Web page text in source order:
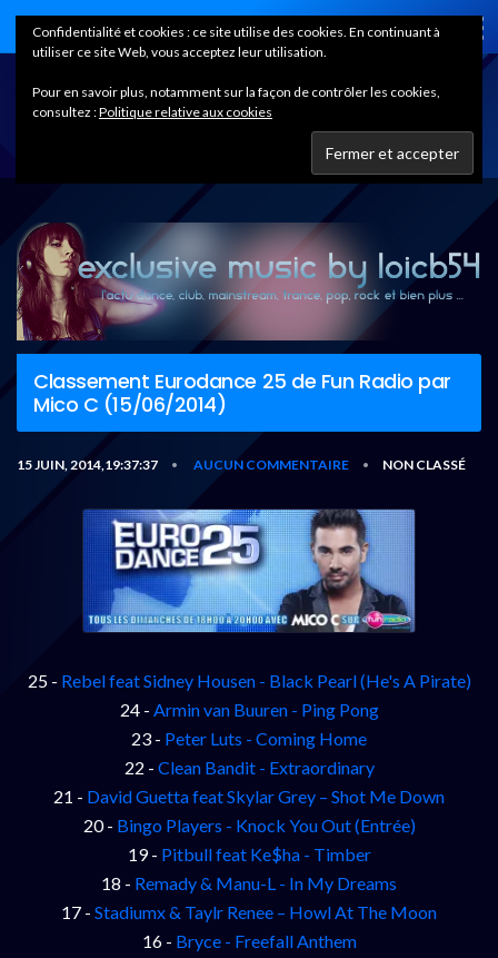
Home
Classement Eurodance 25 de Fun Radio par
Mico C (15/06/2014)
15 JUIN, 2014,19:37:37 • AUCUN COMMENTAIRE • NON CLASSÉ
25 - Rebel feat Sidney Housen - Black Pearl (He's A Pirate)
24 - Armin van Buuren - Ping Pong
23 - Peter Luts - Coming Home
22 - Clean Bandit - Extraordinary
21 - David Guetta feat Skylar Grey – Shot Me Down
20 - Bingo Players - Knock You Out (Entrée)
19 - Pitbull feat Ke$ha - Timber
18 - Remady & Manu-L - In My Dreams
17 - Stadiumx & Taylr Renee – Howl At The Moon
16 - Bryce - Freefall Anthem
Confidentialité et cookies : ce site utilise des cookies. En continuant à
utiliser ce site Web, vous acceptez leur utilisation.
Pour en savoir plus, notamment sur la façon de contrôler les cookies,
consultez :Politique relative aux cookies